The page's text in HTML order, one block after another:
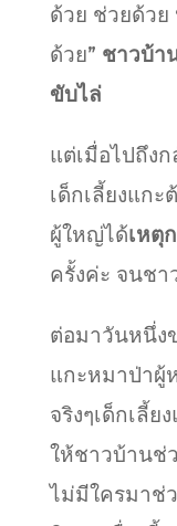
ด้วย ช่วยด้ว
ด้วย” ชาวบ้า
ขับไล่
แต่เมื่อไปถึง
เด็กเลี้ยงแกะ
ผู้ใหญ่ได้เหตุ
ครั้งค่ะ จนชา
ต่อมาวันหนึ่ง
แกะหมาป่าผู้
จริงๆเด็กเลี้ย
ให้ชาวบ้านช่
ไม่มีใครมาช่